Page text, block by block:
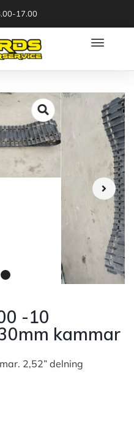
17.00
-10
kammar
2,52” delning